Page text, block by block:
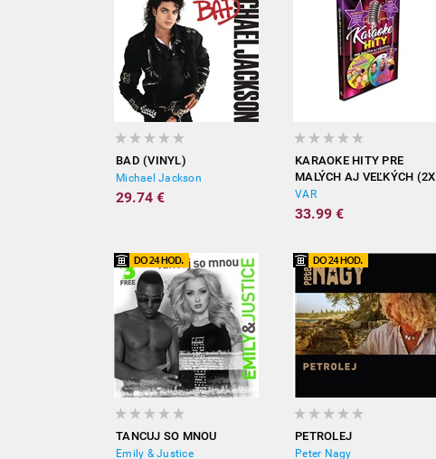
BAD (VINYL)
Michael Jackson
29.74 €
KARAOKE HITY PRE
MALÝCH AJ VEĽKÝCH (2X
DVD)
VAR
33.99 €
TANCUJ SO MNOU
Emily & Justice
PETROLEJ
Peter Nagy